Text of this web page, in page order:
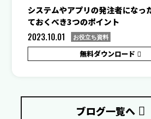
システムやアプリの発注者になっ
ておくべき3つのポイント
2023.10.01
お役立ち資料
無料ダウンロード
ブログ一覧へ